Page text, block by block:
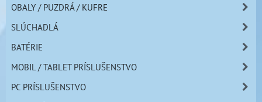
OBALY / PUZDRÁ / KUFRE
SLÚCHADLÁ
BATÉRIE
MOBIL / TABLET PRÍSLUŠENSTVO
PC PRÍSLUŠENSTVO